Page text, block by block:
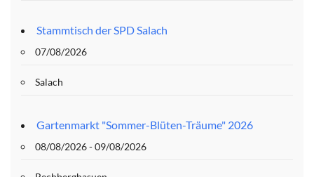
Stammtisch der SPD Salach
07/08/2026
Salach
Gartenmarkt "Sommer-Blüten-Träume" 2026
08/08/2026 - 09/08/2026